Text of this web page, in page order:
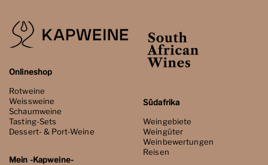
Onlineshop
Rotweine
Weissweine
Schaumweine
Tasting-Sets
Dessert- & Port-Weine
Mein -Kapweine-
Südafrika
Weingebiete
Weingüter
Weinbewertungen
Reisen